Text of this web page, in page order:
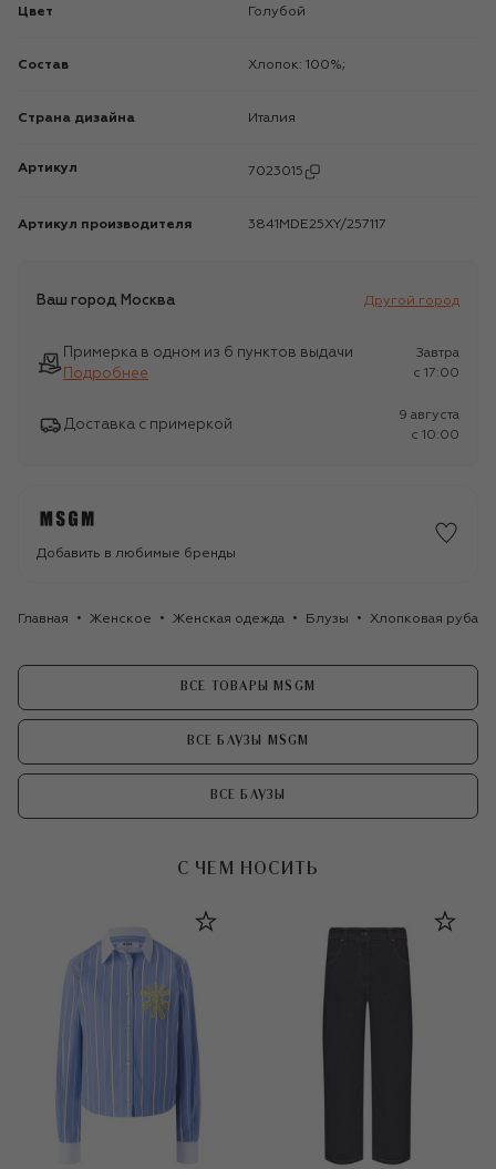
Цвет Голубой
Состав Хлопок: 100%;
Страна дизайна Италия
Артикул 7023015
Артикул производителя 3841MDE25XY/257117
Ваш город Москва Другой город
Примерка в одном из 6 пунктов выдачи
Подробнее
Завтра
c 17:00
Доставка с примеркой
9 августа
c 10:00
Добавить в любимые бренды
Главная Женское Женская одежда Блузы Хлопковая
ВСЕ ТОВАРЫ MSGM
ВСЕ БЛУЗЫ MSGM
ВСЕ БЛУЗЫ
С ЧЕМ НОСИТЬ